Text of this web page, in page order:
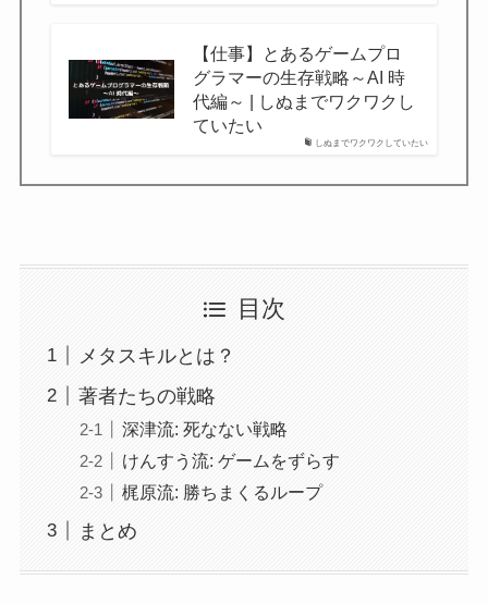
しぬまでワクワクしていたい
【仕事】とあるゲームプロ
グラマーの生存戦略～AI 時
代編～ | しぬまでワクワクし
ていたい
目次
メタスキルとは？
著者たちの戦略
深津流: 死なない戦略
けんすう流: ゲームをずらす
梶原流: 勝ちまくるループ
まとめ